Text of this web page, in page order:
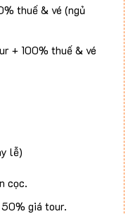
nguyên vẹn,
(ký gửi) + 7kg
và các show diễn về
thuế & vé (ngủ
+ 100% thuế & vé
lễ)
cọc.
giá tour.